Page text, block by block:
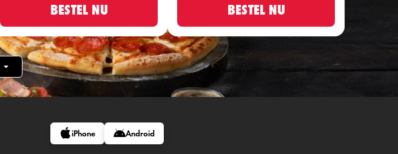
BESTEL NU BESTEL NU
iPhone Android